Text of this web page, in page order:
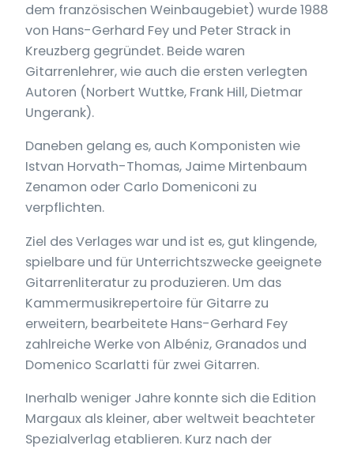
dem französischen Weinbaugebiet) wurde 1988
von Hans-Gerhard Fey und Peter Strack in
Kreuzberg gegründet. Beide waren
Gitarrenlehrer, wie auch die ersten verlegten
Autoren (Norbert Wuttke, Frank Hill, Dietmar
Ungerank).
Daneben gelang es, auch Komponisten wie
Istvan Horvath-Thomas, Jaime Mirtenbaum
Zenamon oder Carlo Domeniconi zu
verpflichten.
Ziel des Verlages war und ist es, gut klingende,
spielbare und für Unterrichtszwecke geeignete
Gitarrenliteratur zu produzieren. Um das
Kammermusikrepertoire für Gitarre zu
erweitern, bearbeitete Hans-Gerhard Fey
zahlreiche Werke von Albéniz, Granados und
Domenico Scarlatti für zwei Gitarren.
Inerhalb weniger Jahre konnte sich die Edition
Margaux als kleiner, aber weltweit beachteter
Spezialverlag etablieren. Kurz nach der